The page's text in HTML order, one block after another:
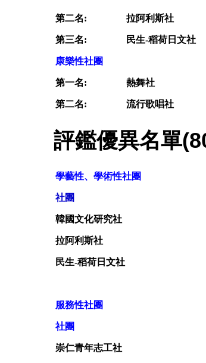
第二名: 拉阿利斯社
第三名: 民生-稻荷日文社
康樂性社團
第一名: 熱舞社
第二名: 流行歌唱社
評鑑優異名單
學藝性、學術性社團
社團
韓國文化研究社
拉阿利斯社
民生-稻荷日文社
服務性社團
社團
崇仁青年志工社